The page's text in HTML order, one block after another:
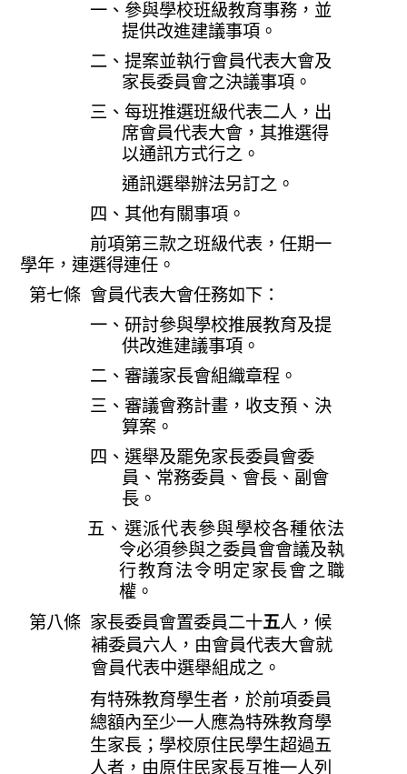
一、參與學校班級教育事務，並
提供改進建議事項。
二、提案並執行會員代表大會及
家長委員會之決議事項。
三、每班推選班級代表二人，出
席會員代表大會，其推選得
以通訊方式行之。
通訊選舉辦法另訂之。
四、其他有關事項。
前項第三款之班級代表，任期一
學年，連選得連任。
第七條 會員代表大會任務如下：
一、研討參與學校推展教育及提
供改進建議事項。
二、審議家長會組織章程。
三、審議會務計畫，收支預、決
算案。
四、選舉及罷免家長委員會委
員、常務委員、會長、副會
長。
五、選派代表參與學校各種依法
令必須參與之委員會會議及執
行教育法令明定家長會之職
權。
第八條 家長委員會置委員二十五人，候
補委員六人，由會員代表大會就
會員代表中選舉組成之。
有特殊教育學生者，於前項委員
總額內至少一人應為特殊教育學
生家長；學校原住民學生超過五
人者，由原住民家長互推一人列